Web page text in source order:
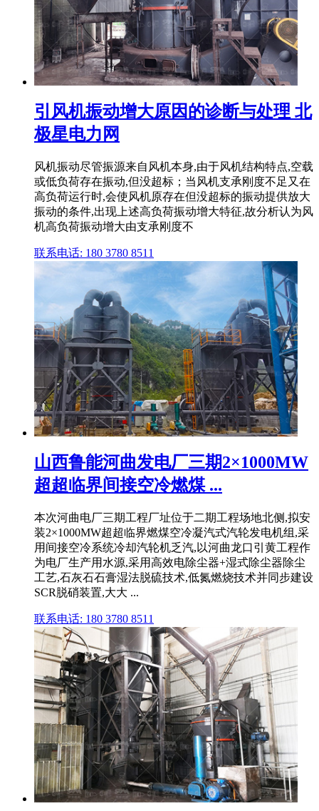
引风机振动增大原因的诊断与处理 北
极星电力网
风机振动尽管振源来自风机本身,由于风机结构特点,空载
或低负荷存在振动,但没超标；当风机支承刚度不足又在
高负荷运行时,会使风机原存在但没超标的振动提供放大
振动的条件,出现上述高负荷振动增大特征,故分析认为风
机高负荷振动增大由支承刚度不
联系电话: 180 3780 8511
山西鲁能河曲发电厂三期2×1000MW
超超临界间接空冷燃煤 ...
本次河曲电厂三期工程厂址位于二期工程场地北侧,拟安
装2×1000MW超超临界燃煤空冷凝汽式汽轮发电机组,采
用间接空冷系统冷却汽轮机乏汽,以河曲龙口引黄工程作
为电厂生产用水源,采用高效电除尘器+湿式除尘器除尘
工艺,石灰石石膏湿法脱硫技术,低氮燃烧技术并同步建设
SCR脱硝装置,大大 ...
联系电话: 180 3780 8511